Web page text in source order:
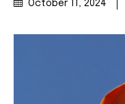
October 11, 2024